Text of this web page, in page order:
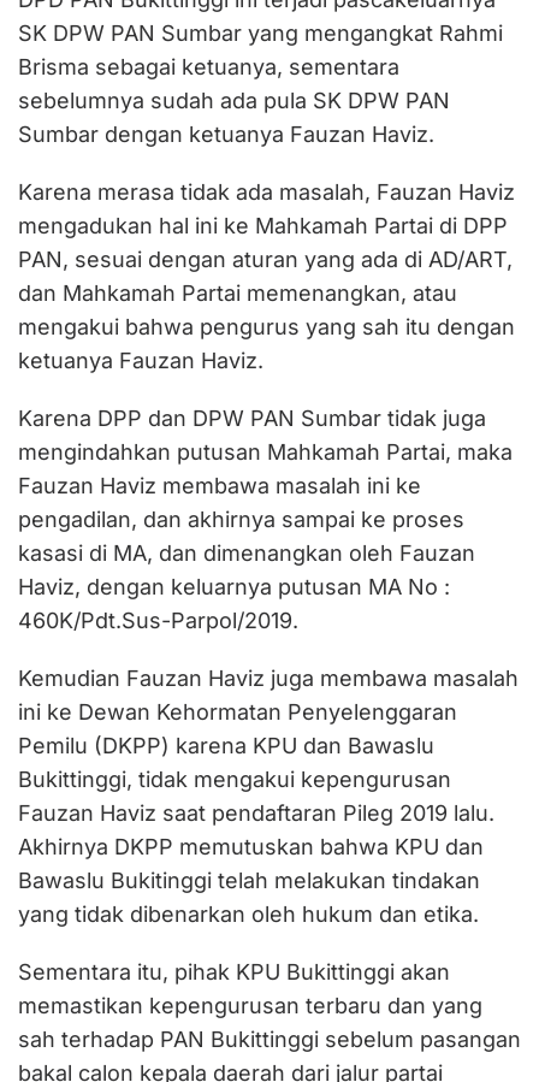
SK DPW PAN Sumbar yang mengangkat Rahmi
Brisma sebagai ketuanya, sementara
sebelumnya sudah ada pula SK DPW PAN
Sumbar dengan ketuanya Fauzan Haviz.
Karena merasa tidak ada masalah, Fauzan Haviz
mengadukan hal ini ke Mahkamah Partai di DPP
PAN, sesuai dengan aturan yang ada di AD/ART,
dan Mahkamah Partai memenangkan, atau
mengakui bahwa pengurus yang sah itu dengan
ketuanya Fauzan Haviz.
Karena DPP dan DPW PAN Sumbar tidak juga
mengindahkan putusan Mahkamah Partai, maka
Fauzan Haviz membawa masalah ini ke
pengadilan, dan akhirnya sampai ke proses
kasasi di MA, dan dimenangkan oleh Fauzan
Haviz, dengan keluarnya putusan MA No :
460K/Pdt.Sus-Parpol/2019.
Kemudian Fauzan Haviz juga membawa masalah
ini ke Dewan Kehormatan Penyelenggaran
Pemilu (DKPP) karena KPU dan Bawaslu
Bukittinggi, tidak mengakui kepengurusan
Fauzan Haviz saat pendaftaran Pileg 2019 lalu.
Akhirnya DKPP memutuskan bahwa KPU dan
Bawaslu Bukitinggi telah melakukan tindakan
yang tidak dibenarkan oleh hukum dan etika.
Sementara itu, pihak KPU Bukittinggi akan
memastikan kepengurusan terbaru dan yang
sah terhadap PAN Bukittinggi sebelum pasangan
bakal calon kepala daerah dari jalur partai